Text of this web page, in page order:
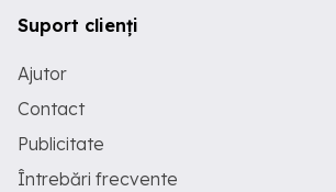
Suport clienți
Ajutor
Contact
Publicitate
Întrebări frecvente